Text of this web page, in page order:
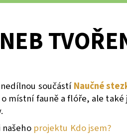
součástíNaučné
místní fauně a flóře, ale
projektu Kdo jsem?